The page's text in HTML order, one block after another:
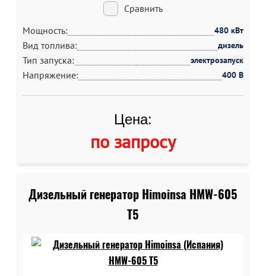
Сравнить
Мощность:
480 кВт
Вид топлива: дизель
Тип запуска: электрозапуск
Напряжение: 400 В
Цена:
по запросу
Дизельный генератор Himoinsa HMW-605
T5